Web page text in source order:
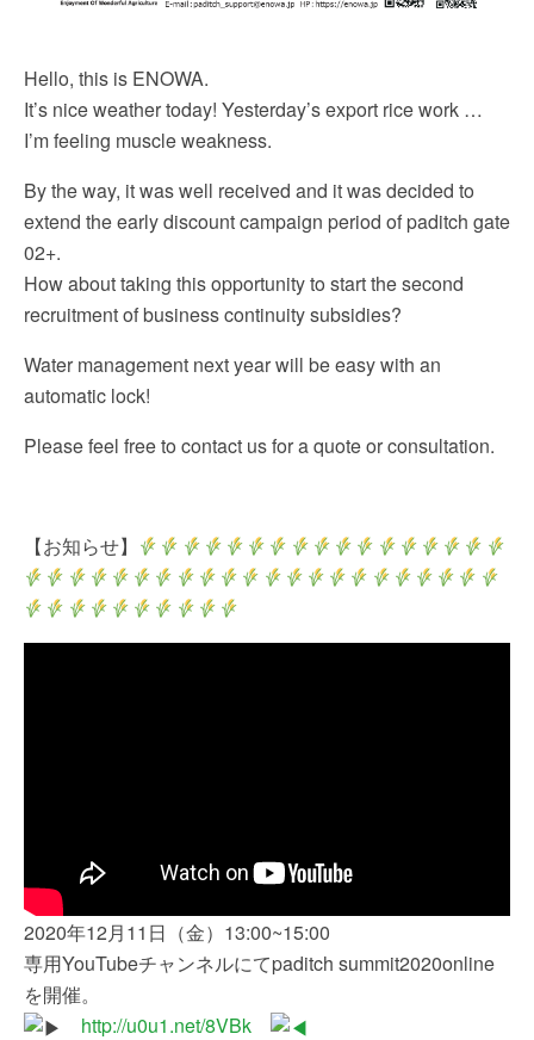
Hello, this is ENOWA.
It’s nice weather today! Yesterday’s export rice work …
I’m feeling muscle weakness.
By the way, it was well received and it was decided to
extend the early discount campaign period of paditch gate
02+.
How about taking this opportunity to start the second
recruitment of business continuity subsidies?
Water management next year will be easy with an
automatic lock!
Please feel free to contact us for a quote or consultation.
【お知らせ】
2020年12月11日（金）13:00~15:00
専用YouTubeチャンネルにてpaditch summit2020online
を開催。
http://u0u1.net/8VBk